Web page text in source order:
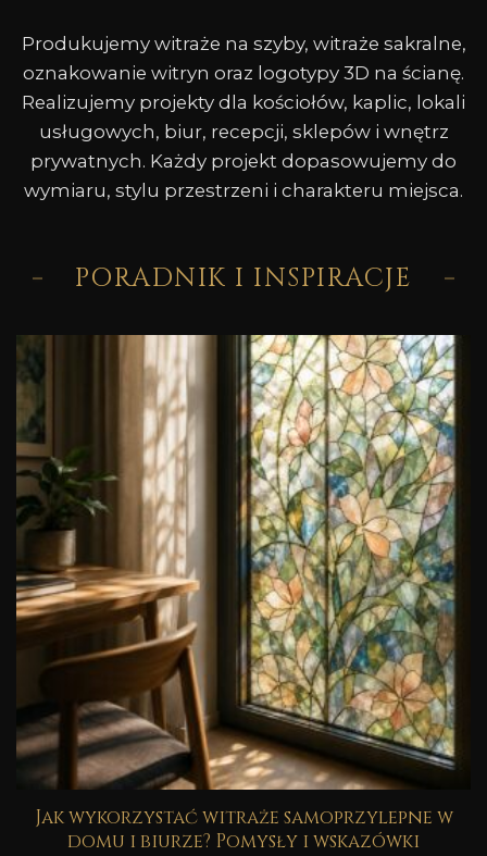
Produkujemy witraże na szyby, witraże sakralne,
oznakowanie witryn oraz logotypy 3D na ścianę.
Realizujemy projekty dla kościołów, kaplic, lokali
usługowych, biur, recepcji, sklepów i wnętrz
prywatnych. Każdy projekt dopasowujemy do
wymiaru, stylu przestrzeni i charakteru miejsca.
PORADNIK I INSPIRACJE
Jak wykorzystać witraże samoprzylepne w
domu i biurze? Pomysły i wskazówki